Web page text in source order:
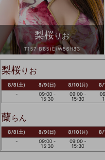
梨桜りお
T157 B85(E)W56H83
梨桜りお
8/8(土)
-
8/9(日)
09:00 -
15:30
8/10(月)
09:00 -
15:30
8/
蘭らん
8/8(土)
-
8/9(日)
09:00 -
15:30
8/10(月)
09:00 -
15:30
8/